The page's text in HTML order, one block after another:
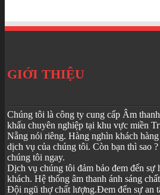
GIỚI THIỆU
Chúng tôi là công ty cung cấp Âm
khấu chuyên nghiệp tại khu vực miền
Nẵng nói riêng. Hàng nghìn khách
dịch vụ của chúng tôi. Còn bạn thì sao
chúng tôi ngay.
Dịch vụ chúng tôi đảm bảo đem đến sự
khách. Hệ thống âm thanh ánh sáng
Đội ngũ thợ chất lượng.Đem đến sự an